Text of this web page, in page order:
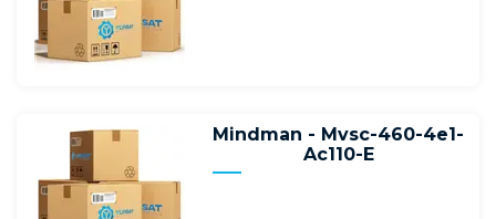
Mindman - Mvsc-460-4e1-
Ac110-E